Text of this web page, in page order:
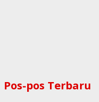
Pos-pos Terbaru